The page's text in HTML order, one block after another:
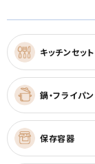
キッチンセット
鍋・フライパン
保存容器